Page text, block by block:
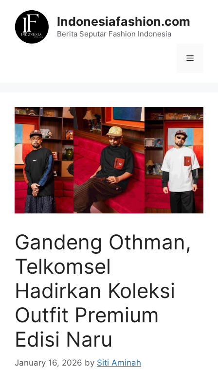
content
Indonesiafashion.com
Berita Seputar Fashion Indonesia
Menu
Gandeng Othman,
Telkomsel
Hadirkan Koleksi
Outfit Premium
Edisi Naru
January 16, 2026 by Siti Aminah